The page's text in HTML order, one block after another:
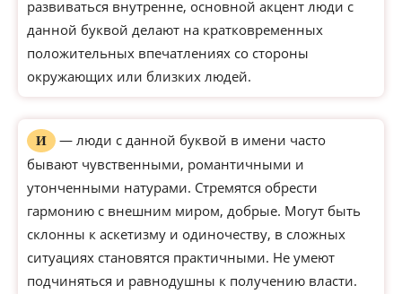
развиваться внутренне, основной акцент люди с
данной буквой делают на кратковременных
положительных впечатлениях со стороны
окружающих или близких людей.
И
— люди с данной буквой в имени часто
бывают чувственными, романтичными и
утонченными натурами. Стремятся обрести
гармонию с внешним миром, добрые. Могут быть
склонны к аскетизму и одиночеству, в сложных
ситуациях становятся практичными. Не умеют
подчиняться и равнодушны к получению власти.